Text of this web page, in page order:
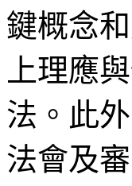
鍵概念
上理應
法。此
法會及